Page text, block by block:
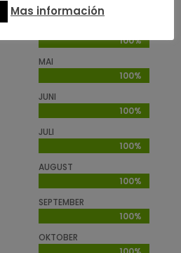
100%
100%
MAI
100%
100%
JUNI
100%
100%
JULI
100%
100%
AUGUST
100%
100%
SEPTEMBER
100%
100%
OKTOBER
Mas información